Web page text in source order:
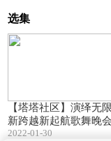
选集
【塔塔社区】演绎无
新跨越新起航歌舞晚会
2022-01-30